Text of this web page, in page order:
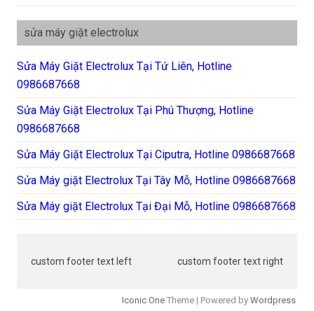
sửa máy giặt electrolux
Sửa Máy Giặt Electrolux Tại Tứ Liên, Hotline
0986687668
Sửa Máy Giặt Electrolux Tại Phú Thượng, Hotline
0986687668
Sửa Máy Giặt Electrolux Tại Ciputra, Hotline 0986687668
Sửa Máy giặt Electrolux Tại Tây Mỗ, Hotline 0986687668
Sửa Máy giặt Electrolux Tại Đại Mỗ, Hotline 0986687668
custom footer text left custom footer text right
Iconic One Theme | Powered by Wordpress